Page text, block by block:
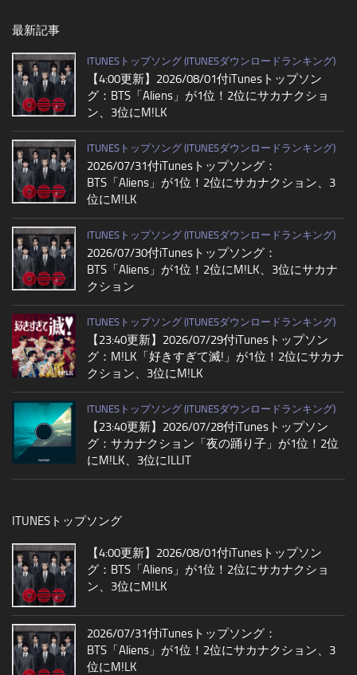
最新記事
ITUNESトップソング (ITUNESダウンロードランキング)
【4:00更新】2026/08/01付iTunesトップソン
グ：BTS「Aliens」が1位！2位にサカナクショ
ン、3位にM!LK
ITUNESトップソング (ITUNESダウンロードランキング)
2026/07/31付iTunesトップソング：
BTS「Aliens」が1位！2位にサカナクション、3
位にM!LK
ITUNESトップソング (ITUNESダウンロードランキング)
2026/07/30付iTunesトップソング：
BTS「Aliens」が1位！2位にM!LK、3位にサカナ
クション
ITUNESトップソング (ITUNESダウンロードランキング)
【23:40更新】2026/07/29付iTunesトップソン
グ：M!LK「好きすぎて滅!」が1位！2位にサカナ
クション、3位にM!LK
ITUNESトップソング (ITUNESダウンロードランキング)
【23:40更新】2026/07/28付iTunesトップソン
グ：サカナクション「夜の踊り子」が1位！2位
にM!LK、3位にILLIT
ITUNESトップソング
【4:00更新】2026/08/01付iTunesトップソン
グ：BTS「Aliens」が1位！2位にサカナクショ
ン、3位にM!LK
2026/07/31付iTunesトップソング：
BTS「Aliens」が1位！2位にサカナクション、3
位にM!LK